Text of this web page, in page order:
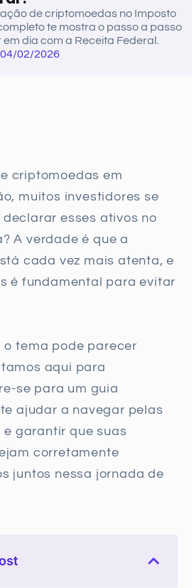
de criptomoedas no Imposto
te mostra o passo a passo
dia com a Receita Federal.
02/2026
criptomoedas em
muitos investidores se
esses ativos no
A verdade é que a
cada vez mais atenta, e
é fundamental para evitar
o tema pode parecer
aqui para
se para um guia
ajudar a navegar pelas
garantir que suas
corretamente
juntos nessa jornada de